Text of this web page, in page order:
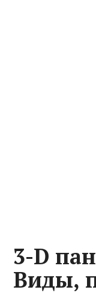
3-D
Виды,